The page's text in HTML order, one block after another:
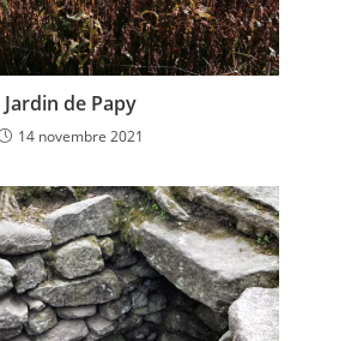
Jardin de Papy
14 novembre 2021